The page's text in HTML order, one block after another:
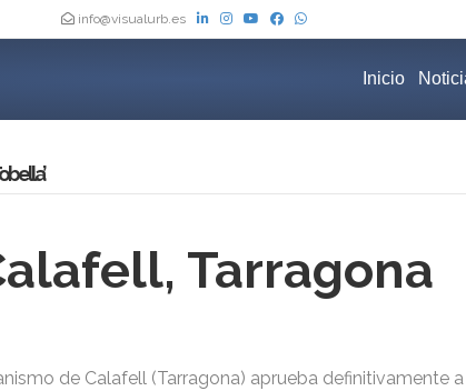
info@visualurb.es
Inicio
Tarragona
de Calafell (Tarragona) aprueba definitivamente